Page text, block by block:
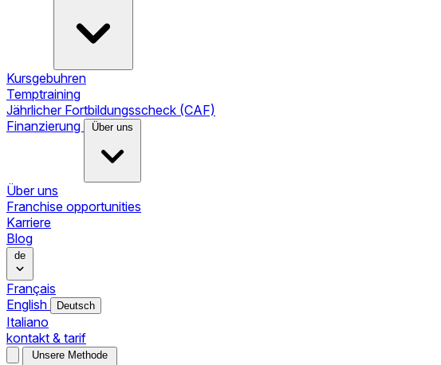
Kursgebuhren
Temptraining
Jährlicher Fortbildungsscheck (CAF)
Finanzierung
Über uns
Über uns
Franchise opportunities
Karriere
Blog
de
Français
English
Deutsch
Italiano
kontakt & tarif
Unsere Methode